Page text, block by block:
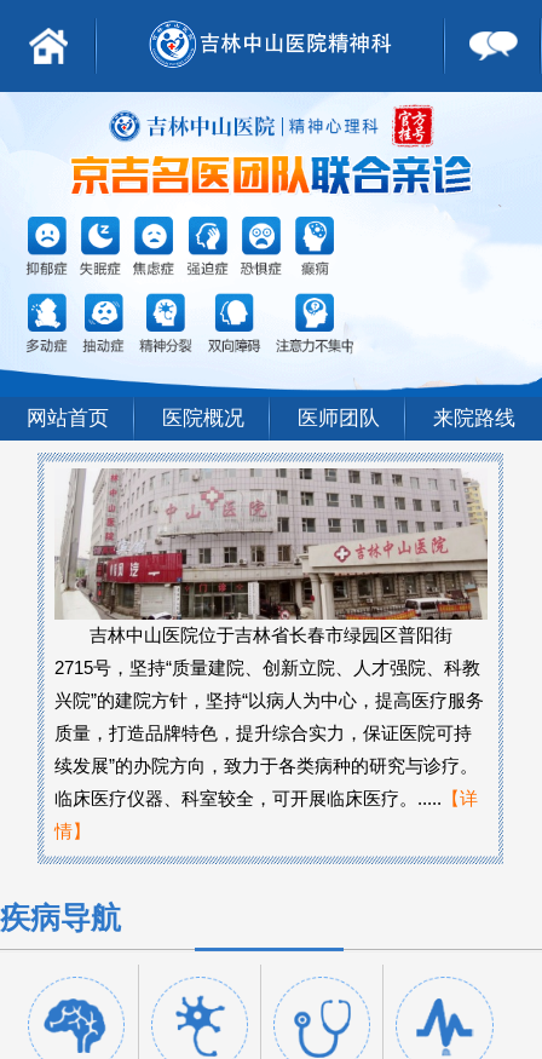
网站首页 医院概况 医师团队 来院路线
吉林中山医院位于吉林省长春市绿园区普阳街
2715号，坚持“质量建院、创新立院、人才强院、科教
兴院”的建院方针，坚持“以病人为中心，提高医疗服务
质量，打造品牌特色，提升综合实力，保证医院可持
续发展”的办院方向，致力于各类病种的研究与诊疗。
临床医疗仪器、科室较全，可开展临床医疗。..... 【详
情】
疾病导航